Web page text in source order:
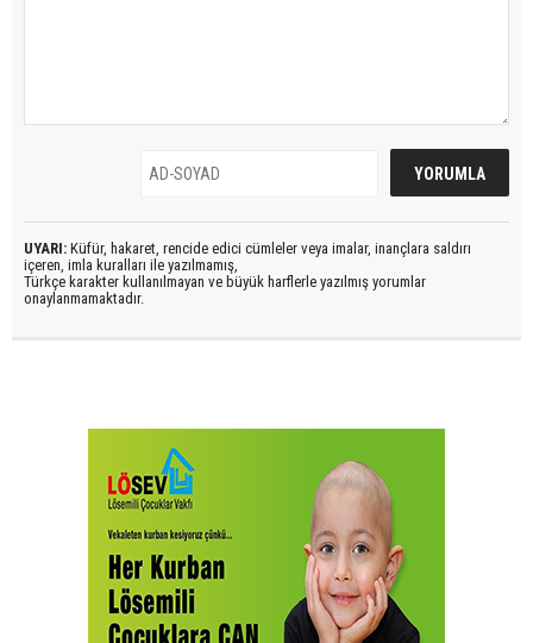
UYARI: Küfür, hakaret, rencide edici cümleler veya imalar, inançlara saldırı
içeren, imla kuralları ile yazılmamış,
Türkçe karakter kullanılmayan ve büyük harflerle yazılmış yorumlar
onaylanmamaktadır.